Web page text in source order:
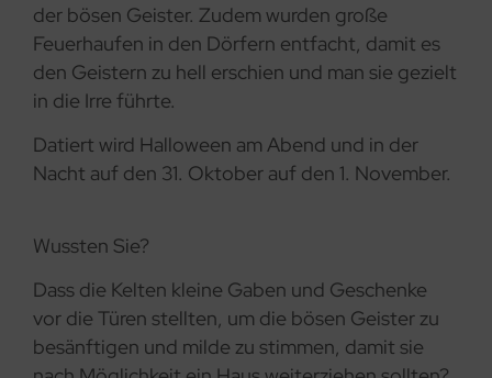
der bösen Geister. Zudem wurden große
Feuerhaufen in den Dörfern entfacht, damit es
den Geistern zu hell erschien und man sie gezielt
in die Irre führte.
Datiert wird Halloween am Abend und in der
Nacht auf den 31. Oktober auf den 1. November.
Wussten Sie?
Dass die Kelten kleine Gaben und Geschenke
vor die Türen stellten, um die bösen Geister zu
besänftigen und milde zu stimmen, damit sie